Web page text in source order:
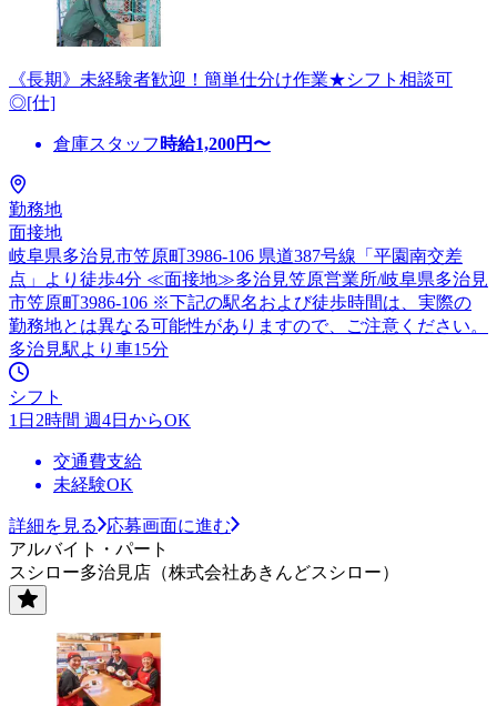
《長期》未経験者歓迎！簡単仕分け作業★シフト相談可
◎[仕]
倉庫スタッフ 時給1,200円〜
勤務地
面接地
岐阜県多治見市笠原町3986-106 県道387号線「平園南交差
点」より徒歩4分 ≪面接地≫多治見笠原営業所/岐阜県多治見
市笠原町3986-106 ※下記の駅名および徒歩時間は、実際の
勤務地とは異なる可能性がありますので、ご注意ください。
多治見駅より車15分
シフト
1日2時間 週4日からOK
交通費支給
未経験OK
詳細を見る
応募画面に進む
アルバイト・パート
スシロー多治見店（株式会社あきんどスシロー）